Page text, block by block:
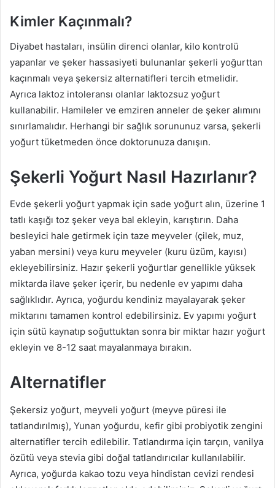
Kimler Kaçınmalı?
Diyabet hastaları, insülin direnci olanlar, kilo kontrolü
yapanlar ve şeker hassasiyeti bulunanlar şekerli yoğurttan
kaçınmalı veya şekersiz alternatifleri tercih etmelidir.
Ayrıca laktoz intoleransı olanlar laktozsuz yoğurt
kullanabilir. Hamileler ve emziren anneler de şeker alımını
sınırlamalıdır. Herhangi bir sağlık sorununuz varsa, şekerli
yoğurt tüketmeden önce doktorunuza danışın.
Şekerli Yoğurt Nasıl Hazırlanır?
Evde şekerli yoğurt yapmak için sade yoğurt alın, üzerine 1
tatlı kaşığı toz şeker veya bal ekleyin, karıştırın. Daha
besleyici hale getirmek için taze meyveler (çilek, muz,
yaban mersini) veya kuru meyveler (kuru üzüm, kayısı)
ekleyebilirsiniz. Hazır şekerli yoğurtlar genellikle yüksek
miktarda ilave şeker içerir, bu nedenle ev yapımı daha
sağlıklıdır. Ayrıca, yoğurdu kendiniz mayalayarak şeker
miktarını tamamen kontrol edebilirsiniz. Ev yapımı yoğurt
için sütü kaynatıp soğuttuktan sonra bir miktar hazır yoğurt
ekleyin ve 8-12 saat mayalanmaya bırakın.
Alternatifler
Şekersiz yoğurt, meyveli yoğurt (meyve püresi ile
tatlandırılmış), Yunan yoğurdu, kefir gibi probiyotik zengini
alternatifler tercih edilebilir. Tatlandırma için tarçın, vanilya
özütü veya stevia gibi doğal tatlandırıcılar kullanılabilir.
Ayrıca, yoğurda kakao tozu veya hindistan cevizi rendesi